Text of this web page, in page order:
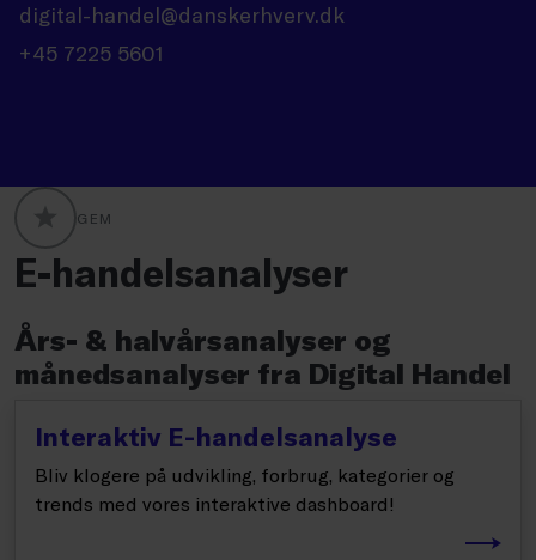
digital-handel@danskerhverv.dk
+45 7225 5601
GEM
E-handelsanalyser
Års- & halvårsanalyser og
månedsanalyser fra Digital Handel
Interaktiv E-handelsanalyse
Bliv klogere på udvikling, forbrug, kategorier og
trends med vores interaktive dashboard!